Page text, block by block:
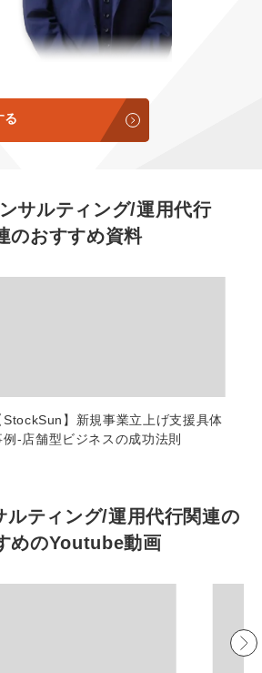
佑）
る
サルティング/運用代行
のおすすめ資料
StockSun】新規事業立上げ支援具体
例-店舗型ビジネスの成功法則
ルティング/運用代行関連の
めのYoutube動画